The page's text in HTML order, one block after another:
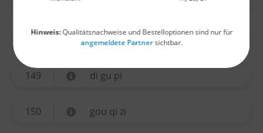
Hinweis:Qualitätsnachweise und Bestelloptionen sind nur für
angemeldete Partnersichtbar.
sang ji sheng
149 di gu pi
150 gou qi zi